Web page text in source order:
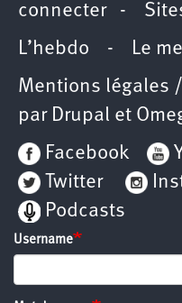
connecter-
L’hebdo - Le
Mentions légales
par Drupal et
Facebook
Twitter
Podcasts
Username